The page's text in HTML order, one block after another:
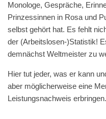
Monologe, Gespräche,
Prinzessinnen in Rosa und
selbst gehört hat. Es fehlt
der (Arbeitslosen-)Statistik!
demnächst Weltmeister zu
Hier tut jeder, was er kann
aber möglicherweise eine
Leistungsnachweis